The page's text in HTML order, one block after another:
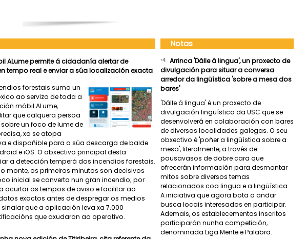
ALume permite á cidadanía alertar de
tempo real e enviar a súa localización exacta
forestais suma un
ao servizo de toda a
móbil ALume,
que calquera persoa
un foco de lume de
xa se atopa
e dispoñible para a súa descarga de balde
e iOS. O obxectivo principal desta
a detección temperá dos incendios forestais.
monte, os primeiros minutos son decisivos
inicial se converta nun gran incendio; por
acurtar os tempos de aviso e facilitar ao
exactos antes de despregar os medios
sinalar que a aplicación leva xa 7.000
que axudaron ao operativo.
Notas
Arrinca 'Dálle á lingua', un proxecto de
divulgación para situar a conversa
arredor da lingüística 'sobre a mesa dos
bares'
'Dálle á lingua' é un proxecto de
divulgación lingüística da USC que se
desenvolverá en colaboración con bares
de diversas localidades galegas. O seu
obxectivo é 'poñer a lingüística sobre a
mesa', literalmente, a través de
pousavasos de dobre cara que
ofrecerán información para desmontar
mitos sobre diversos temas
relacionados coa lingua e a lingüística.
A iniciativa que agora bota a andar
busca locais interesados en participar.
Ademais, os establecementos inscritos
participarán nunha competición,
denominada Liga Mente e Palabra.